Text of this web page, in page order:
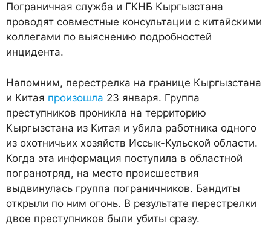
Пограничная служба и ГКНБ Кыргызстана
проводят совместные консультации с китайскими
коллегами по выяснению подробностей
инцидента.
Напомним, перестрелка на границе Кыргызстана
и Китая произошла 23 января. Группа
преступников проникла на территорию
Кыргызстана из Китая и убила работника одного
из охотничьих хозяйств Иссык-Кульской области.
Когда эта информация поступила в областной
погранотряд, на место происшествия
выдвинулась группа пограничников. Бандиты
открыли по ним огонь. В результате перестрелки
двое преступников были убиты сразу.